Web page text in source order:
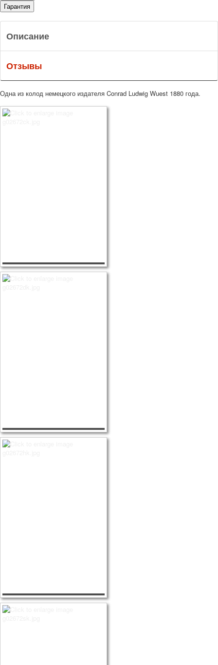
Гарантия
Описание
Отзывы
Одна из колод немецкого издателя Conrad Ludwig Wuest 1880 года.